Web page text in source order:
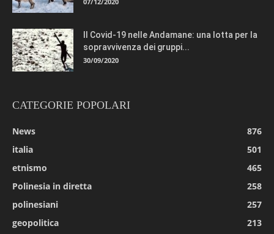
Il Covid-19 nelle Andamane: una lotta per la
sopravvivenza dei gruppi...
30/09/2020
CATEGORIE POPOLARI
News
876
italia
501
etnismo
465
Polinesia in diretta
258
polinesiani
257
geopolitica
213